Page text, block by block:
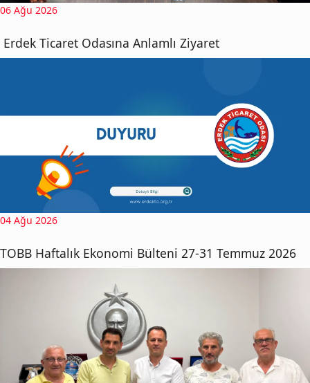
06 Ağu 2026
Erdek Ticaret Odasına Anlamlı Ziyaret
04 Ağu 2026
TOBB Haftalık Ekonomi Bülteni 27-31 Temmuz 2026